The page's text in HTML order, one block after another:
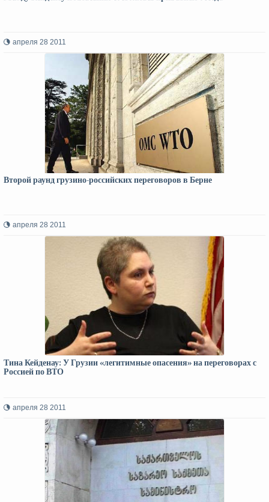
апреля 28 2011
Второй раунд грузино-российских переговоров в Берне
апреля 28 2011
Тина Кейденау: У Грузии «легитимные опасения» на переговорах с
Россией по ВТО
апреля 28 2011